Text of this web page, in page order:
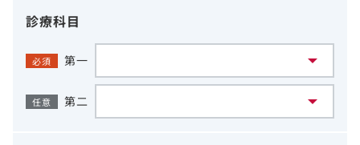
診療科目
必須 第一
任意 第二